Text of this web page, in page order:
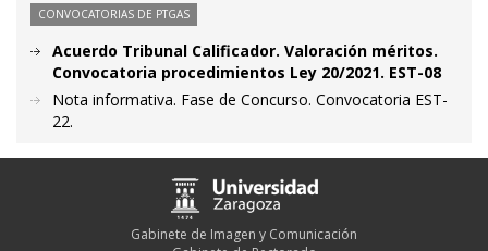
CONVOCATORIAS DE PTGAS
Acuerdo Tribunal Calificador. Valoración méritos.
Convocatoria procedimientos Ley 20/2021. EST-08
Nota informativa. Fase de Concurso. Convocatoria EST-
22.
Gabinete de Imagen y Comunicación